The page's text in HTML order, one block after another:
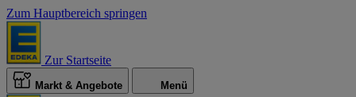
Zum Hauptbereich springen
Zur Startseite
Markt & Angebote Menü